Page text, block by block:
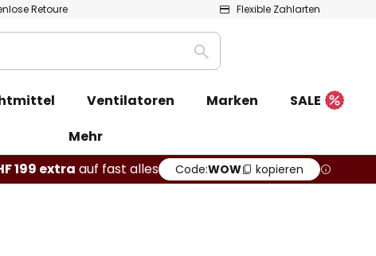
Retoure Flexible Zahlarten
Suche
Ventilatoren Marken SALE
Mehr
199 extra auf fast alles Code:WOW kopieren